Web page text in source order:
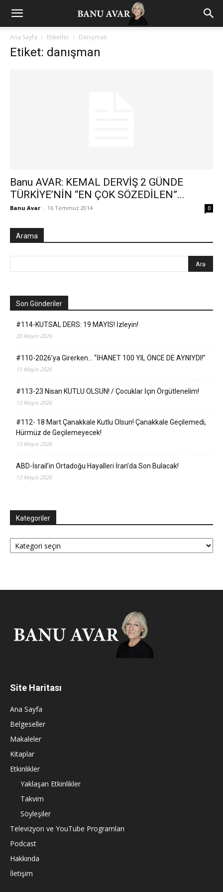
Ana Sayfa Etiketler Danışman
Etiket: danışman
Banu AVAR: KEMAL DERVİŞ 2 GÜNDE
TÜRKİYE’NİN “EN ÇOK SÖZEDİLEN”...
Banu Avar - 16 Temmuz 2014 0
Arama
Son Gönderiler
#114-KUTSAL DERS: 19 MAYIS! İzleyin!
20 Mayıs 2026
#110-2026’ya Girerken… “İHANET 100 YIL ÖNCE DE AYNIYDI!”
15 Mayıs 2026
#113-23 Nisan KUTLU OLSUN! / Çocuklar İçin Örgütlenelim!
13 Mayıs 2026
#112- 18 Mart Çanakkale Kutlu Olsun! Çanakkale Geçilemedi,
Hürmüz de Geçilemeyecek!
13 Mayıs 2026
ABD-İsrail’in Ortadoğu Hayalleri İran’da Son Bulacak!
13 Mayıs 2026
Kategoriler
Kategoriler
Site Haritası
Ana Sayfa
Belgeseller
Makaleler
Kitaplar
Etkinlikler
Yaklaşan Etkinlikler
Takvim
Söyleşiler
Televizyon ve YouTube Programları
Podcast
Hakkında
İletişim